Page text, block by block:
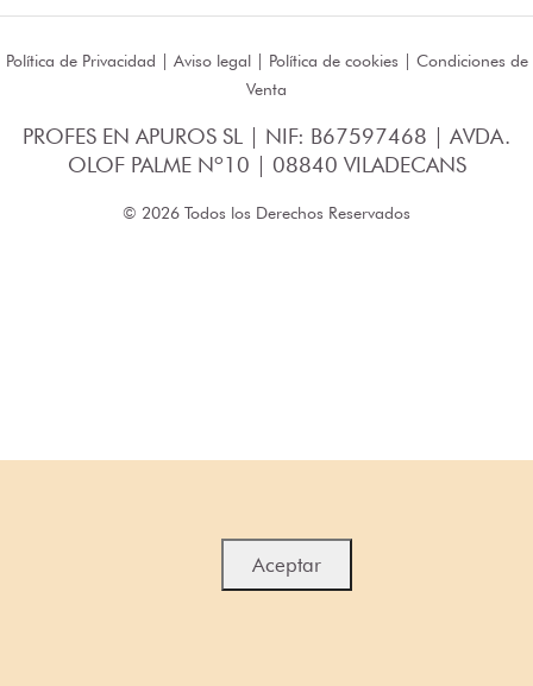
Política de Privacidad | Aviso legal| Política de cookies | Condiciones de
Venta
PROFES EN APUROS SL | NIF: B67597468 | AVDA.
OLOF PALME Nº10 | 08840 VILADECANS
© 2026 Todos los Derechos Reservados
Aceptar